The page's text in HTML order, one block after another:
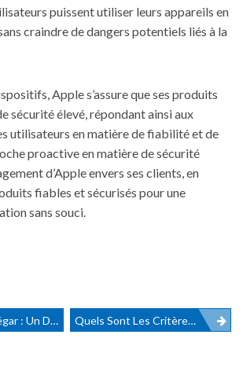
puissent utiliser leurs appareils en
craindre de dangers potentiels liés à la
Apple s’assure que ses produits
sécurité élevé, répondant ainsi aux
utilisateurs en matière de fiabilité et de
proactive en matière de sécurité
d’Apple envers ses clients, en
fiables et sécurisés pour une
sans souci.
Vital ? Quels Sont Les Critères À Considérer Lors Du Choix D’un Gobelet Pré Dosé Tomate ?